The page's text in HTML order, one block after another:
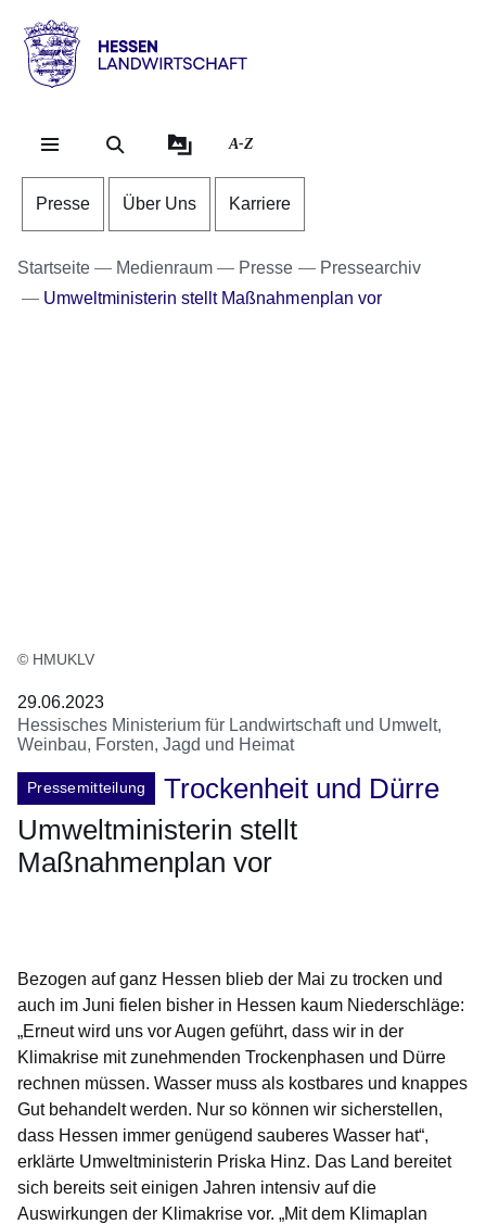
Hessen
Landwirtschaft
A-Z
Presse Über Uns Karriere
Startseite Medienraum Presse
Pressearchiv
Umweltministerin stellt Maßnahmenplan vor
© HMUKLV
29.06.2023
Hessisches Ministerium für Landwirtschaft und Umwelt,
Weinbau, Forsten, Jagd und Heimat
Pressemitteilung
Trockenheit und Dürre
Umweltministerin stellt
Maßnahmenplan vor
Bezogen auf ganz Hessen blieb der Mai zu trocken und
auch im Juni fielen bisher in Hessen kaum Niederschläge:
„Erneut wird uns vor Augen geführt, dass wir in der
Klimakrise mit zunehmenden Trockenphasen und Dürre
rechnen müssen. Wasser muss als kostbares und knappes
Gut behandelt werden. Nur so können wir sicherstellen,
dass Hessen immer genügend sauberes Wasser hat“,
erklärte Umweltministerin Priska Hinz. Das Land bereitet
sich bereits seit einigen Jahren intensiv auf die
Auswirkungen der Klimakrise vor. „Mit dem Klimaplan